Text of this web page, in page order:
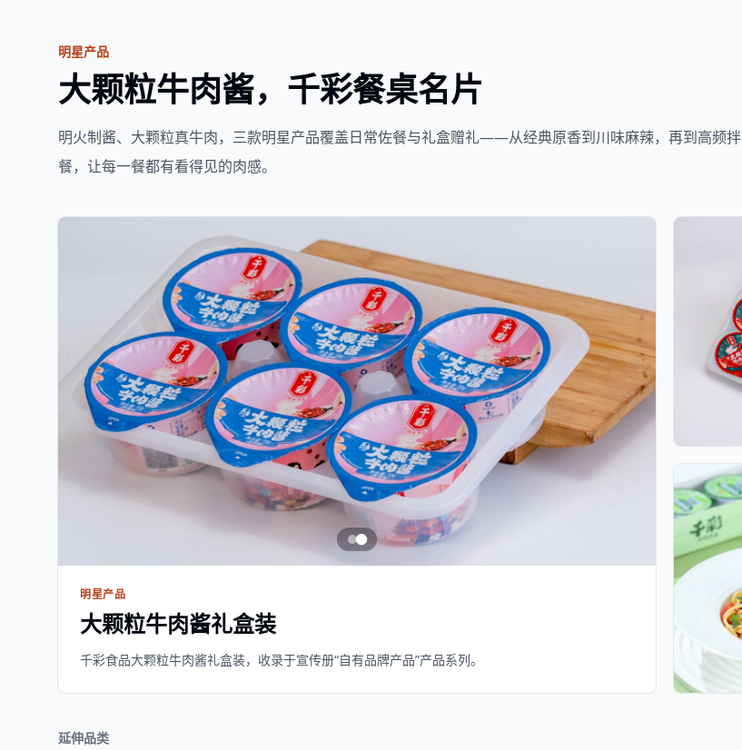
明星产品
大颗粒牛肉酱，千彩餐桌名片
明火制酱、大颗粒真牛肉，三款明星产品覆盖日常佐餐与礼盒赠礼——从经典原香到川味麻辣，再到高频拌
餐，让每一餐都有看得见的肉感。
明星产品
大颗粒牛肉酱礼盒装
千彩食品大颗粒牛肉酱礼盒装，收录于宣传册“自有品牌产品”产品系列。
延伸品类